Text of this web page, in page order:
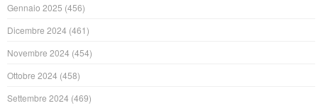
Gennaio 2025 (456)
Dicembre 2024 (461)
Novembre 2024 (454)
Ottobre 2024 (458)
Settembre 2024 (469)